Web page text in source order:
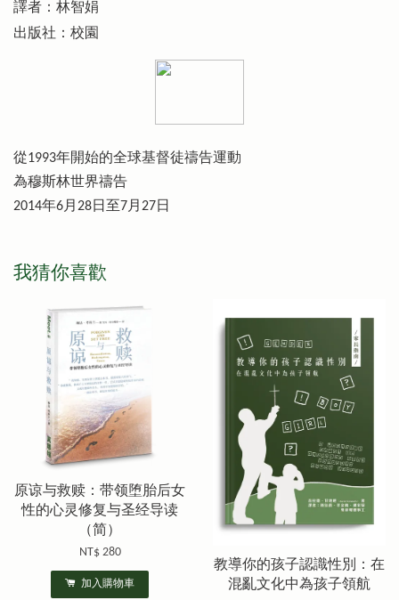
譯者：林智娟
出版社：校園
從1993年開始的全球基督徒禱告運動
為穆斯林世界禱告
2014年6月28日至7月27日
我猜你喜歡
原谅与救赎：带领堕胎后女
性的心灵修复与圣经导读
（简）
NT$ 280
加入購物車
教導你的孩子認識性別：在
混亂文化中為孩子領航